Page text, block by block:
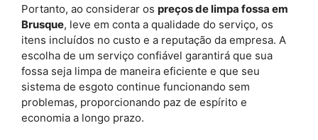
Portanto, ao considerar os preços de limpa fossa em
Brusque, leve em conta a qualidade do serviço, os
itens incluídos no custo e a reputação da empresa. A
escolha de um serviço confiável garantirá que sua
fossa seja limpa de maneira eficiente e que seu
sistema de esgoto continue funcionando sem
problemas, proporcionando paz de espírito e
economia a longo prazo.